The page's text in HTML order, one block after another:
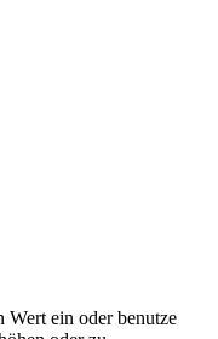
ein oder benutze